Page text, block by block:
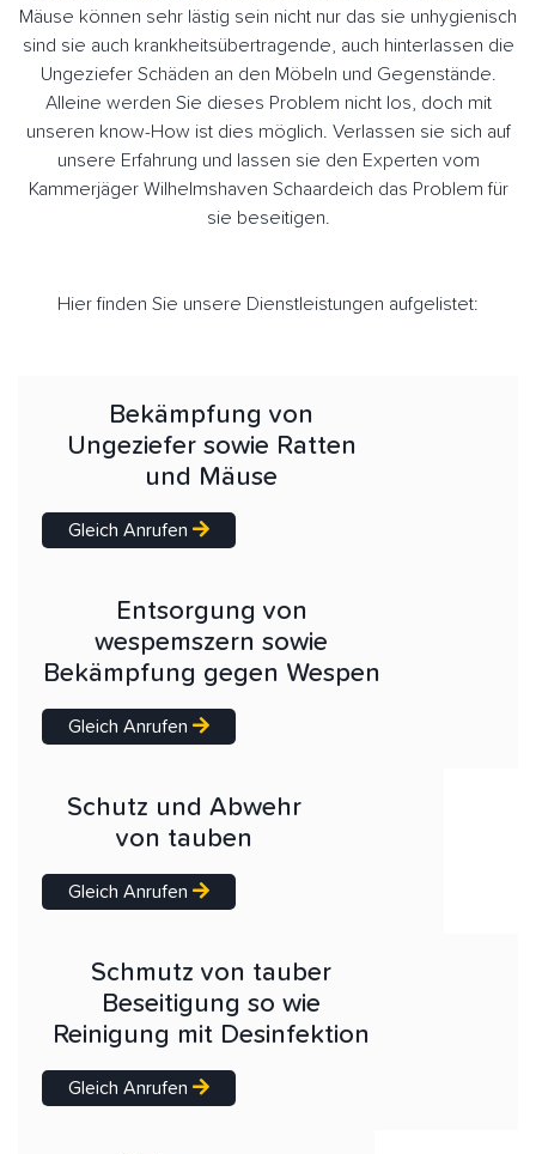
Mäuse können sehr lästig sein nicht nur das sie unhygienisch
sind sie auch krankheitsübertragende, auch hinterlassen die
Ungeziefer Schäden an den Möbeln und Gegenstände.
Alleine werden Sie dieses Problem nicht los, doch mit
unseren know-How ist dies möglich. Verlassen sie sich auf
unsere Erfahrung und lassen sie den Experten vom
Kammerjäger Wilhelmshaven Schaardeich das Problem für
sie beseitigen.
Hier finden Sie unsere Dienstleistungen aufgelistet:
Bekämpfung von
Ungeziefer sowie Ratten
und Mäuse
Gleich Anrufen
Entsorgung von
wespemszern sowie
Bekämpfung gegen Wespen
Gleich Anrufen
Schutz und Abwehr
von tauben
Gleich Anrufen
Schmutz von tauber
Beseitigung so wie
Reinigung mit Desinfektion
Gleich Anrufen